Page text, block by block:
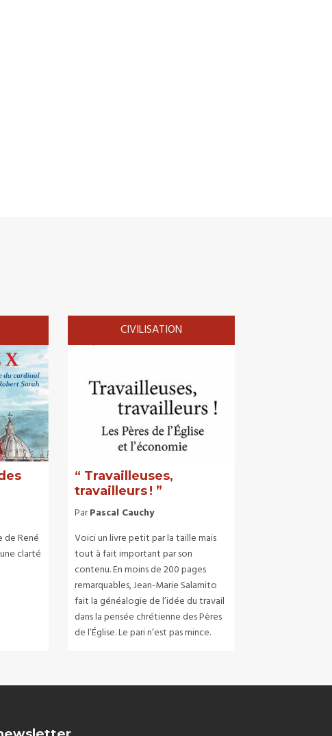
de René
clarté
CIVILISATION
“ Travailleuses,
travailleurs ! ”
ParPascal Cauchy
Voici un livre petit par la taille mais
tout à fait important par son
contenu. En moins de 200 pages
remarquables, Jean-Marie Salamito
fait la généalogie de l’idée du travail
dans la pensée chrétienne des Pères
de l’Église. Le pari n’est pas mince.